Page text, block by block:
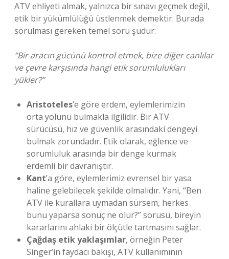
ATV ehliyeti almak, yalnızca bir sınavı geçmek değil,
etik bir yükümlülüğü üstlenmek demektir. Burada
sorulması gereken temel soru şudur:
“Bir aracın gücünü kontrol etmek, bize diğer canlılar
ve çevre karşısında hangi etik sorumlulukları
yükler?”
Aristoteles’e göre erdem, eylemlerimizin
orta yolunu bulmakla ilgilidir. Bir ATV
sürücüsü, hız ve güvenlik arasındaki dengeyi
bulmak zorundadır. Etik olarak, eğlence ve
sorumluluk arasında bir denge kurmak
erdemli bir davranıştır.
Kant’a göre, eylemlerimiz evrensel bir yasa
haline gelebilecek şekilde olmalıdır. Yani, “Ben
ATV ile kurallara uymadan sürsem, herkes
bunu yaparsa sonuç ne olur?” sorusu, bireyin
kararlarını ahlaki bir ölçütle tartmasını sağlar.
Çağdaş etik yaklaşımlar, örneğin Peter
Singer’in faydacı bakışı, ATV kullanımının